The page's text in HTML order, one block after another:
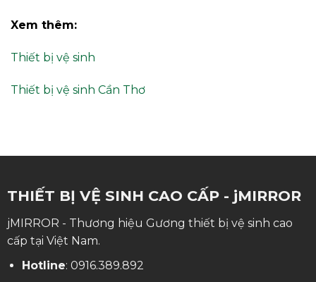
Xem thêm:
Thiết bị vệ sinh
Thiết bị vệ sinh Cần Thơ
THIẾT BỊ VỆ SINH CAO CẤP - jMIRROR
jMIRROR - Thương hiệu Gương thiết bị vệ sinh cao
cấp tại Việt Nam.
Hotline: 0916.389.892